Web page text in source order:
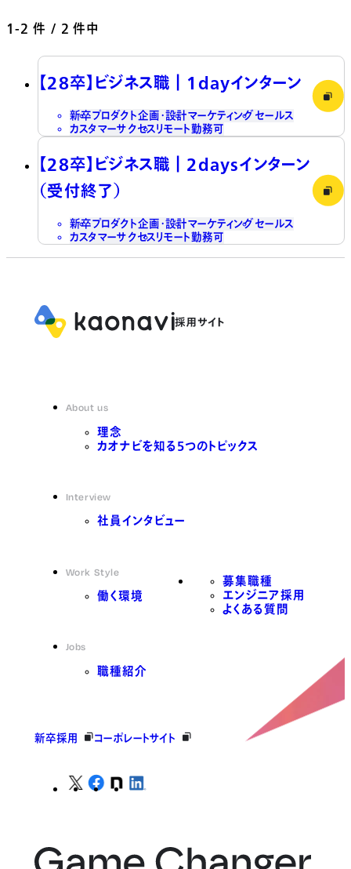
1-2 件 / 2 件中
【28卒】ビジネス職┃1dayインターン
新卒プロダクト企画・設計マーケティング セールス
カスタマーサクセスリモート勤務可
【28卒】ビジネス職┃2daysインターン
（受付終了）
新卒プロダクト企画・設計マーケティングセールス
カスタマーサクセス リモート勤務可
About us
理念
カオナビを知る5つのトピックス
Interview
社員インタビュー
Work Style
働く環境
Jobs
職種紹介
募集職種
エンジニア採用
よくある質問
新卒採用 コーポレートサイト